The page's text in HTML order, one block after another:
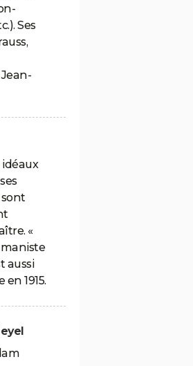
Ses
idéaux
«
aussi
1915.